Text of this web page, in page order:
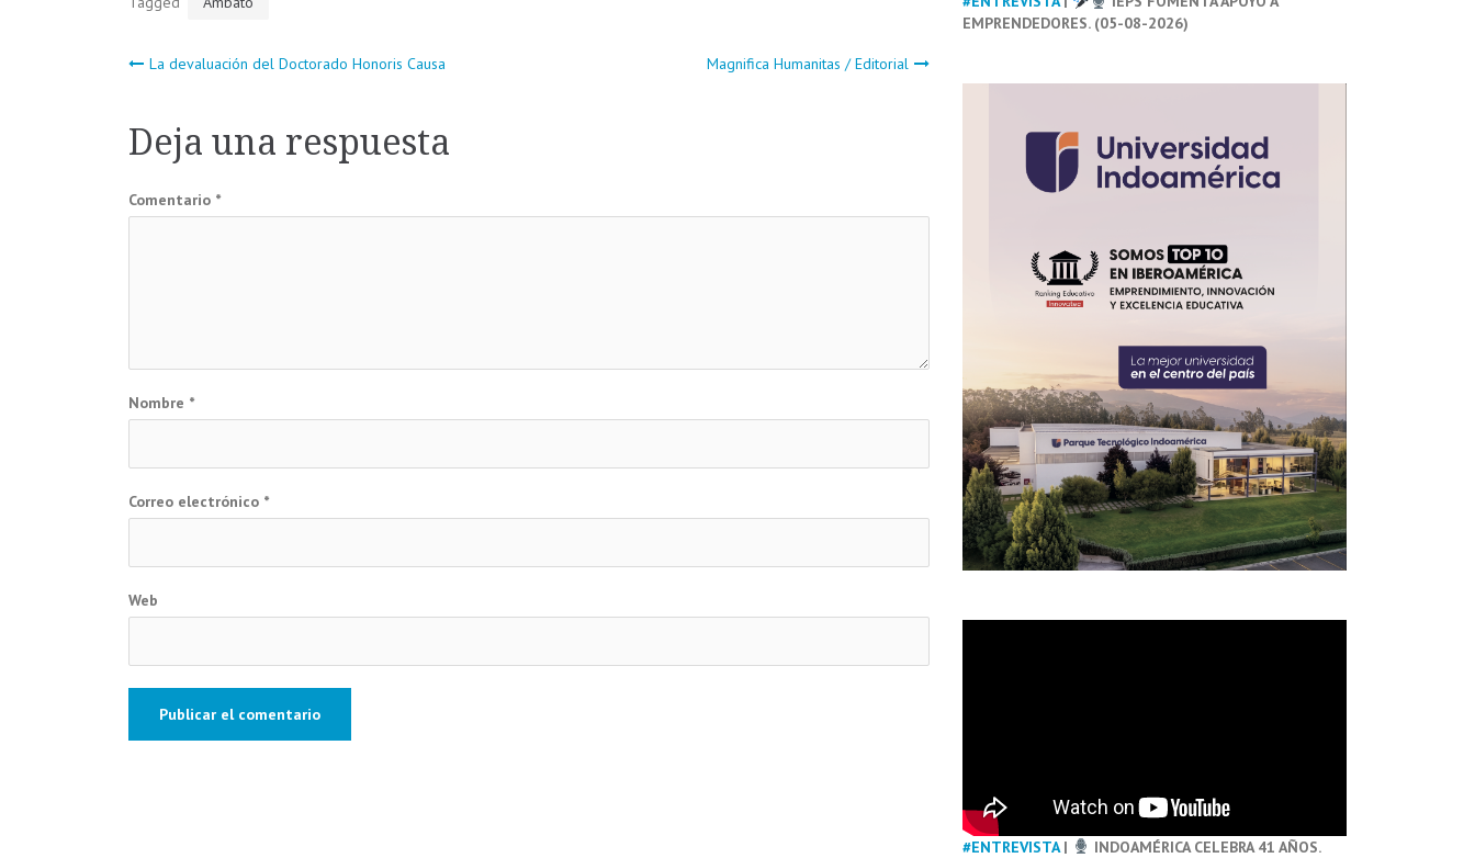
Navegación
de
entradas
La devaluación del Doctorado Honoris Causa Magnifica Humanitas / Editorial
Deja una respuesta
Comentario *
Nombre *
Correo electrónico *
Web
EMPRENDEDORES. (05-08-2026)
#ENTREVISTA|
INDOAMÉRICA CELEBRA 41 AÑOS.